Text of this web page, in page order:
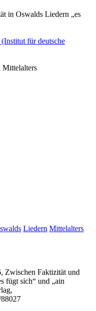
in Oswalds Liedern „es
für deutsche
Mittelalters
Liedern Mittelalters
Zwischen Faktizität und
fügt sich“ und „ain